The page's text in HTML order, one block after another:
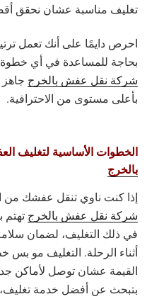
تغليف مناسبة عشان نحقق
احرص دايمًا على أنك تعمل
بحاجة للمساعدة في أي
شركة نقل عفش بالخرج
بأعلى مستوى من الاحترافية.
الخطوات الأساسية لتغليف
بالخرج
إذا كنت ناوي تنقل عفشك من
شركة نقل عفش بالخرج تهتم
في ذلك التغليف، لضمان
أثناء الرحلة. التغليف مو بس
القيمة عشان توصل لأماكن
بتبحث عن أفضل خدمة